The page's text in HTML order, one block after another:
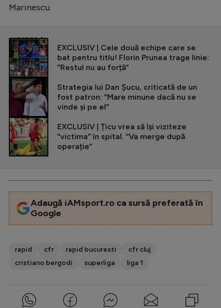
Marinescu
CITEȘTE ȘI
EXCLUSIV | Cele două echipe care se
bat pentru titlu! Florin Prunea trage linie:
”Restul nu au forță”
Strategia lui Dan Șucu, criticată de un
fost patron: ”Mare minune dacă nu se
vinde şi pe el”
EXCLUSIV | Țicu vrea să își viziteze
”victima” în spital. ”Va merge după
operație”
Adaugă iAMsport.ro ca sursă preferată în
Google
rapid cfr rapid bucuresti
cfr cluj
cristiano bergodi
superliga liga 1